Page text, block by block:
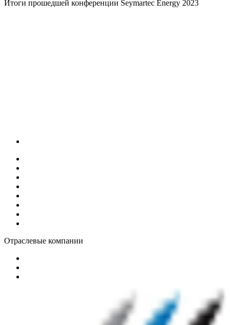
Итоги прошедшей конференции Seymartec Energy 2023
Отраслевые компании